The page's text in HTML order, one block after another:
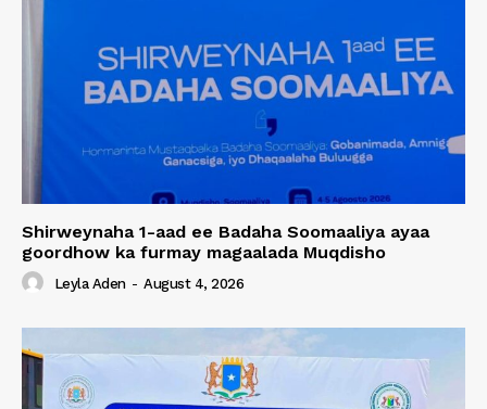
Shirweynaha 1-aad ee Badaha Soomaaliya ayaa
goordhow ka furmay magaalada Muqdisho
Leyla Aden - August 4, 2026